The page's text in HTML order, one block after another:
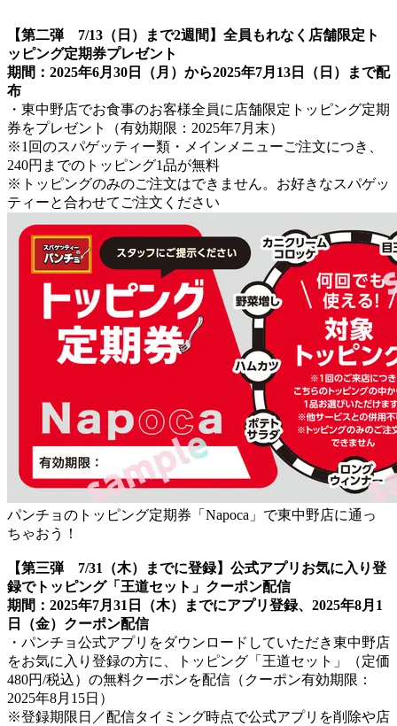
【第二弾 7/13（日）まで2週間】全員もれなく店舗限定ト
ッピング定期券プレゼント
期間：2025年6月30日（月）から2025年7月13日（日）まで配
布
・東中野店でお食事のお客様全員に店舗限定トッピング定期
券をプレゼント（有効期限：2025年7月末）
※1回のスパゲッティー類・メインメニューご注文につき、
240円までのトッピング1品が無料
※トッピングのみのご注文はできません。お好きなスパゲッ
ティーと合わせてご注文ください
パンチョのトッピング定期券「Napoca」で東中野店に通っ
ちゃおう！
【第三弾 7/31（木）までに登録】公式アプリお気に入り登
録でトッピング「王道セット」クーポン配信
期間：2025年7月31日（木）までにアプリ登録、2025年8月1
日（金）クーポン配信
・パンチョ公式アプリをダウンロードしていただき東中野店
をお気に入り登録の方に、トッピング「王道セット」（定価
480円/税込）の無料クーポンを配信（クーポン有効期限：
2025年8月15日）
※登録期限日／配信タイミング時点で公式アプリを削除や店